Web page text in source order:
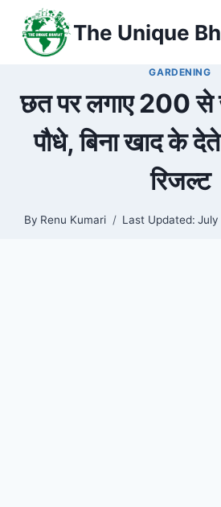
content
The Unique
GARDENING
छत पर लगाए 200 से
पौधे, बिना खाद के
रिजल्ट
By Renu Kumari Last Updated: July